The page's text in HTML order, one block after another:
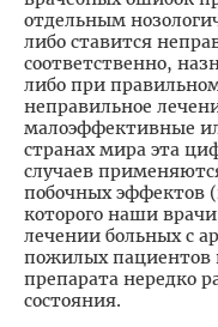
отдельным
либо ставится
соответственно,
либо при
неправильное
малоэффективные
странах мира эта
случаев
побочных эффектов
которого наши
лечении больных с
пожилых пациентов
препарата нередко
состояния.